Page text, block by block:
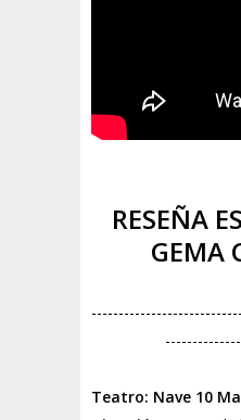
RESEÑA
GEMA
Teatro: Nave 10